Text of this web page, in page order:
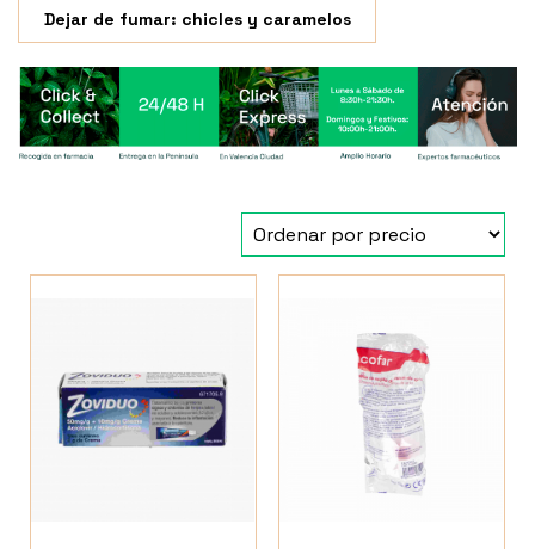
Dejar de fumar: chicles y caramelos